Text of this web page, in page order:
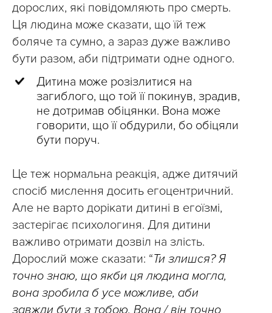
дорослих, які повідомляють про смерть.
Ця людина може сказати, що їй теж
боляче та сумно, а зараз дуже важливо
бути разом, аби підтримати одне одного.
Дитина може розізлитися на
загиблого, що той її покинув, зрадив,
не дотримав обіцянки. Вона може
говорити, що її обдурили, бо обіцяли
бути поруч.
Це теж нормальна реакція, адже дитячий
спосіб мислення досить егоцентричний.
Але не варто дорікати дитині в егоїзмі,
застерігає психологиня. Для дитини
важливо отримати дозвіл на злість.
Дорослий може сказати: “Ти злишся? Я
точно знаю, що якби ця людина могла,
вона зробила б усе можливе, аби
завжди бути з тобою. Вона / він точно